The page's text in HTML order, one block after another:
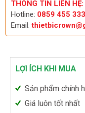
THÔNG TIN LIÊN HỆ:
Hotline: 0859 455 333
Email:
LỢI ÍCH KHI MUA
Sản phẩm chính
Giá luôn tốt nhất